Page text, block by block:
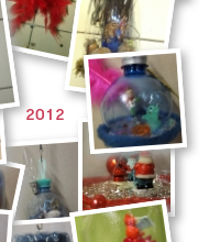
2012